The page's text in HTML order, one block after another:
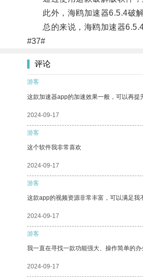
此外，海鸥加速器6.5.4破解
总的来说，海鸥加速器6.5.4
#37#
评论
游客
这款加速器app的加速效果一般，可以再提
2024-09-17
游客
这个软件我非常喜欢
2024-09-17
游客
这款app的视频资源非常丰富，可以满足我
2024-09-17
游客
我一直在寻找一款功能强大、操作简单的
2024-09-17